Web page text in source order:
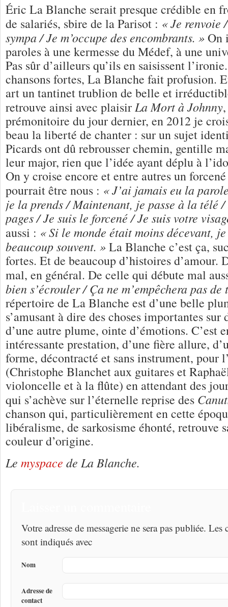
Éric La Blanche serait presque crédible en
de salariés, sbire de la Parisot : « Je renvoie
sympa / Je m’occupe des encombrants. » On
paroles à une kermesse du Médef, à une
Pas sûr d’ailleurs qu’ils en saisissent
chansons fortes, La Blanche fait profusion.
art un tantinet trublion de belle et
retrouve ainsi avec plaisir La Mort à Johnny
prémonitoire du jour dernier, en 2012 je
beau la liberté de chanter : sur un sujet
Picards ont dû rebrousser chemin, gentille
leur major, rien que l’idée ayant déplu à
On y croise encore et entre autres un
pourrait être nous : « J’ai jamais eu la
je la prends / Maintenant, je passe à la télé
pages / Je suis le forcené / Je suis votre
aussi : « Si le monde était moins décevant,
beaucoup souvent. » La Blanche c’est ça,
fortes. Et de beaucoup d’histoires d’amour.
mal, en général. De celle qui débute mal
bien s’écrouler / Ça ne m’empêchera pas de
répertoire de La Blanche est d’une belle
s’amusant à dire des choses importantes
d’une autre plume, ointe d’émotions. C’est
intéressante prestation, d’une fière allure,
forme, décontracté et sans instrument, pour
(Christophe Blanchet aux guitares et
violoncelle et à la flûte) en attendant des
qui s’achève sur l’éternelle reprise des
chanson qui, particulièrement en cette
libéralisme, de sarkosisme éhonté, retrouve
couleur d’origine.
Le myspace de La Blanche.
Votre adresse de messagerie ne sera pas publiée.
sont indiqués avec
Nom
Adresse de
contact